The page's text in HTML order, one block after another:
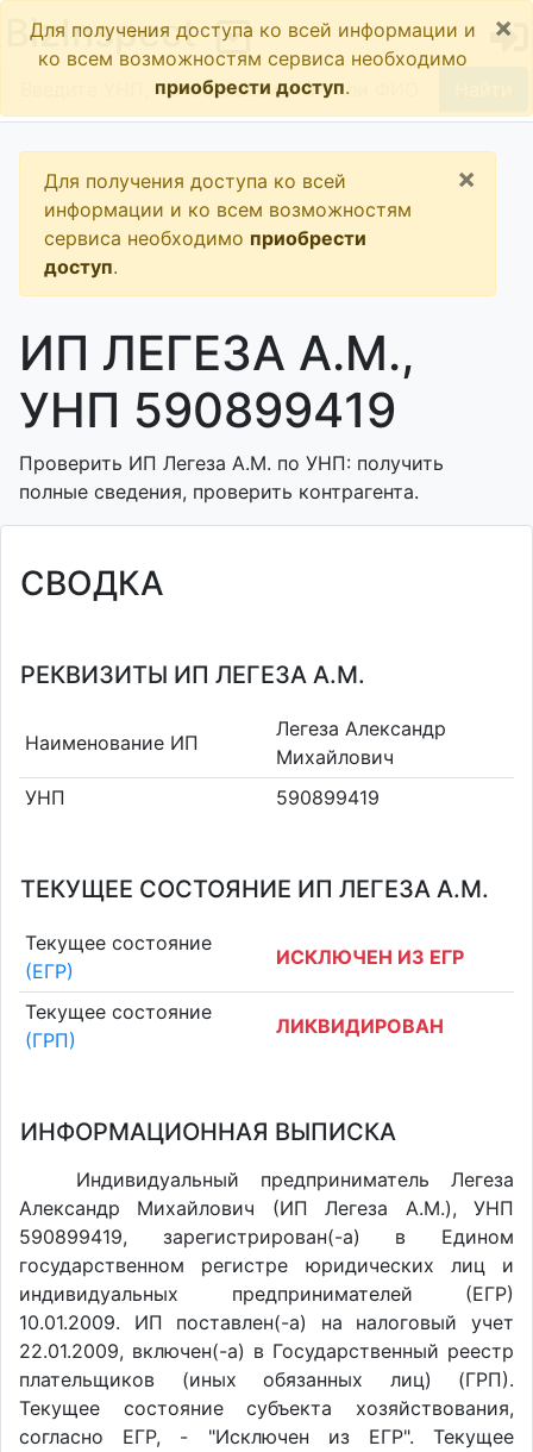
BizInspect
Для получения доступа ко всей информации и
ко всем возможностям сервиса необходимо
приобрести доступ.
×
Для получения доступа ко всей
информации и ко всем возможностям
сервиса необходимо приобрести
доступ.
×
ИП ЛЕГЕЗА А.М.,
УНП 590899419
Проверить ИП Легеза А.М. по УНП: получить
полные сведения, проверить контрагента.
СВОДКА
РЕКВИЗИТЫ ИП ЛЕГЕЗА А.М.
Наименование ИП
Легеза Александр
Михайлович
УНП
590899419
ТЕКУЩЕЕ СОСТОЯНИЕ ИП ЛЕГЕЗА А.М.
Текущее состояние
(ЕГР)
ИСКЛЮЧЕН ИЗ ЕГР
Текущее состояние
(ГРП)
ЛИКВИДИРОВАН
ИНФОРМАЦИОННАЯ ВЫПИСКА
Индивидуальный предприниматель Легеза
Александр Михайлович (ИП Легеза А.М.), УНП
590899419, зарегистрирован(-а) в Едином
государственном регистре юридических лиц и
индивидуальных предпринимателей (ЕГР)
10.01.2009. ИП поставлен(-a) на налоговый учет
22.01.2009, включен(-a) в Государственный реестр
плательщиков (иных обязанных лиц) (ГРП).
Текущее состояние субъекта хозяйствования,
согласно ЕГР, - "Исключен из ЕГР". Текущее